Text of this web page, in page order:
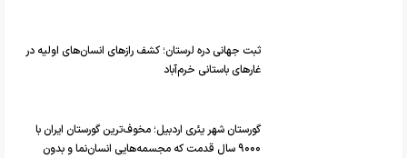
ثبت جهانی دره لرستان؛ کشف راز‌های انسان‌های اولیه در
غار‌های باستانی خرم‌آباد
گورستان شهر یئری اردبیل؛ مخوف‌ترین گورستان ایران با
۹۰۰۰ سال قدمت که مجسمه‌هایی انسان‌نما و بدون